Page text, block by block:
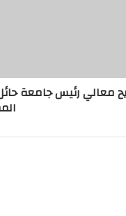
معالي رئيس جامعة